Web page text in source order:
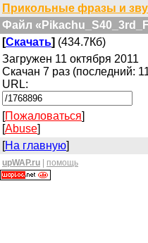
Прикольные фразы и
Файл
[Скачать] (434.7Кб)
Загружен 11 октября 2011
Скачан 7 раз (последний:
URL:
[Пожаловаться]
[Abuse]
[На главную]
upWAP.ru помощь